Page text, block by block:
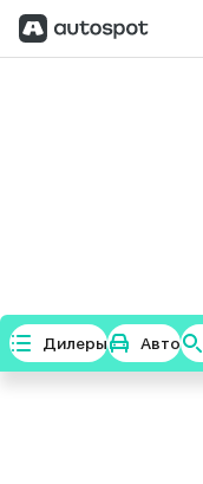
Дилеры Авто